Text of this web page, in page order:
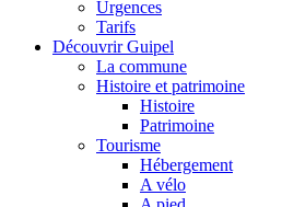
Urgences
Tarifs
Découvrir Guipel
La commune
Histoire et patrimoine
Histoire
Patrimoine
Tourisme
Hébergement
A vélo